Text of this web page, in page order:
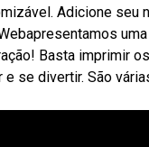
Adicione seu
Basta imprimir
se divertir. São